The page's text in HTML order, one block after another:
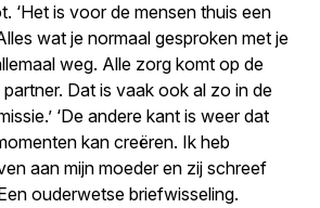
‘Het is voor de mensen thuis een
wat je normaal gesproken met je
weg. Alle zorg komt op de
Dat is vaak ook al zo in de
‘De andere kant is weer dat
kan creëren. Ik heb
aan mijn moeder en zij schreef
ouderwetse briefwisseling.